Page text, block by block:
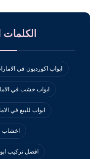
الكلمات
ابواب اكورديون في
ابواب خشب في
ابواب للبيع في
اخشاب
افضل تركيب